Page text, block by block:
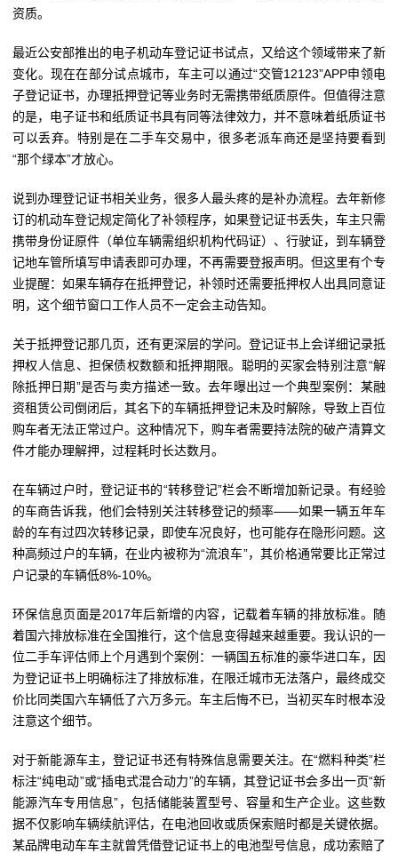
资质。
最近公安部推出的电子机动车登记证书试点，又给这个领域带来了新
变化。现在在部分试点城市，车主可以通过“交管12123”APP申领电
子登记证书，办理抵押登记等业务时无需携带纸质原件。但值得注意
的是，电子证书和纸质证书具有同等法律效力，并不意味着纸质证书
可以丢弃。特别是在二手车交易中，很多老派车商还是坚持要看到
“那个绿本”才放心。
说到办理登记证书相关业务，很多人最头疼的是补办流程。去年新修
订的机动车登记规定简化了补领程序，如果登记证书丢失，车主只需
携带身份证原件（单位车辆需组织机构代码证）、行驶证，到车辆登
记地车管所填写申请表即可办理，不再需要登报声明。但这里有个专
业提醒：如果车辆存在抵押登记，补领时还需要抵押权人出具同意证
明，这个细节窗口工作人员不一定会主动告知。
关于抵押登记那几页，还有更深层的学问。登记证书上会详细记录抵
押权人信息、担保债权数额和抵押期限。聪明的买家会特别注意“解
除抵押日期”是否与卖方描述一致。去年曝出过一个典型案例：某融
资租赁公司倒闭后，其名下的车辆抵押登记未及时解除，导致上百位
购车者无法正常过户。这种情况下，购车者需要持法院的破产清算文
件才能办理解押，过程耗时长达数月。
在车辆过户时，登记证书的“转移登记”栏会不断增加新记录。有经验
的车商告诉我，他们会特别关注转移登记的频率——如果一辆五年车
龄的车有过四次转移记录，即使车况良好，也可能存在隐形问题。这
种高频过户的车辆，在业内被称为“流浪车”，其价格通常要比正常过
户记录的车辆低8%-10%。
环保信息页面是2017年后新增的内容，记载着车辆的排放标准。随
着国六排放标准在全国推行，这个信息变得越来越重要。我认识的一
位二手车评估师上个月遇到个案例：一辆国五标准的豪华进口车，因
为登记证书上明确标注了排放标准，在限迁城市无法落户，最终成交
价比同类国六车辆低了六万多元。车主后悔不已，当初买车时根本没
注意这个细节。
对于新能源车主，登记证书还有特殊信息需要关注。在“燃料种类”栏
标注“纯电动”或“插电式混合动力”的车辆，其登记证书会多出一页“新
能源汽车专用信息”，包括储能装置型号、容量和生产企业。这些数
据不仅影响车辆续航评估，在电池回收或质保索赔时都是关键依据。
某品牌电动车车主就曾凭借登记证书上的电池型号信息，成功索赔了